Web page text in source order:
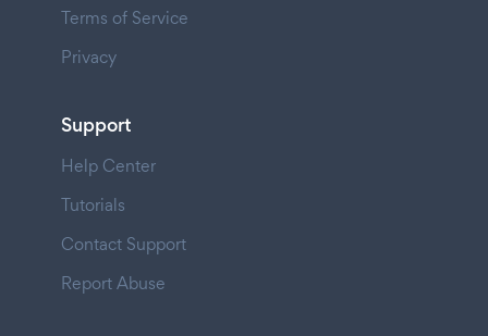
Terms of Service
Privacy
Support
Help Center
Tutorials
Contact Support
Report Abuse